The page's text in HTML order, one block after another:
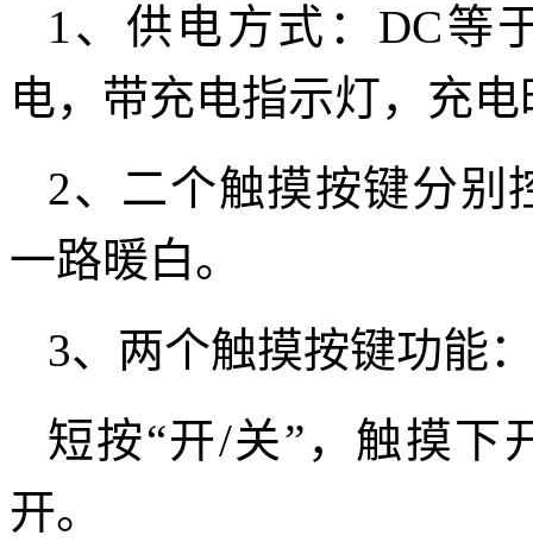
1、供电方式：DC等
电，带充电指示灯，充
2、二个触摸按键分别
一路暖白。
3、两个触摸按键功能
短按“开/关”，触摸下
开。